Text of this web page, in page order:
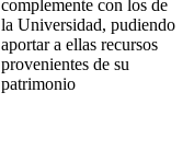
complemente con los de
la Universidad, pudiendo
aportar a ellas recursos
provenientes de su
patrimonio